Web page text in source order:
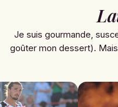
Je suis gourmande,
goûter mon dessert).